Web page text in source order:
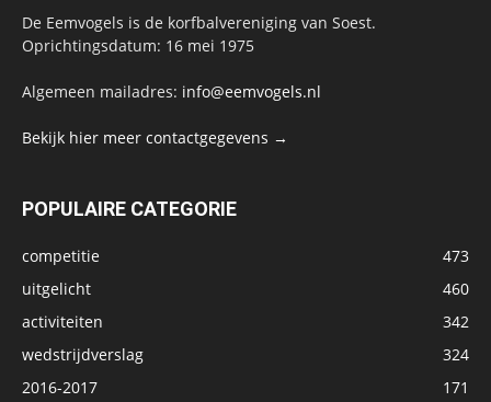
De Eemvogels is de korfbalvereniging van Soest.
Oprichtingsdatum: 16 mei 1975
Algemeen mailadres: info@eemvogels.nl
Bekijk hier meer contactgegevens →
POPULAIRE CATEGORIE
competitie
473
uitgelicht
460
activiteiten
342
wedstrijdverslag
324
2016-2017
171